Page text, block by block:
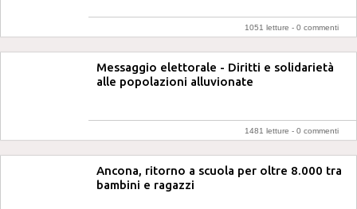
1051 letture - 0 commenti
Messaggio elettorale - Diritti e solidarietà
alle popolazioni alluvionate
1481 letture - 0 commenti
Ancona, ritorno a scuola per oltre 8.000 tra
bambini e ragazzi